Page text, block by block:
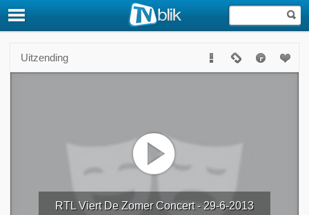
Uitzending
RTL Viert De Zomer Concert - 29-6-2013